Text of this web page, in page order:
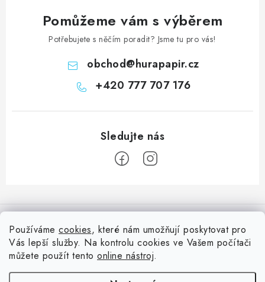
Používáme cookies, které nám umožňují poskytovat pro
Vás lepší služby. Na kontrolu cookies ve Vašem počítači
můžete použít tento online nástroj.
Pomůžeme vám s výběrem
Potřebujete s něčím poradit? Jsme tu pro vás!
obchod@hurapapir.cz
+420 777 707 176
á
Doprava
Nepřehlédněte
Blog s nápady a návody